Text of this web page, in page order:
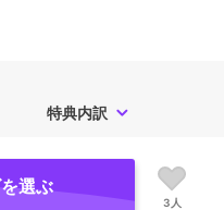
特典内訳
選ぶ
3人